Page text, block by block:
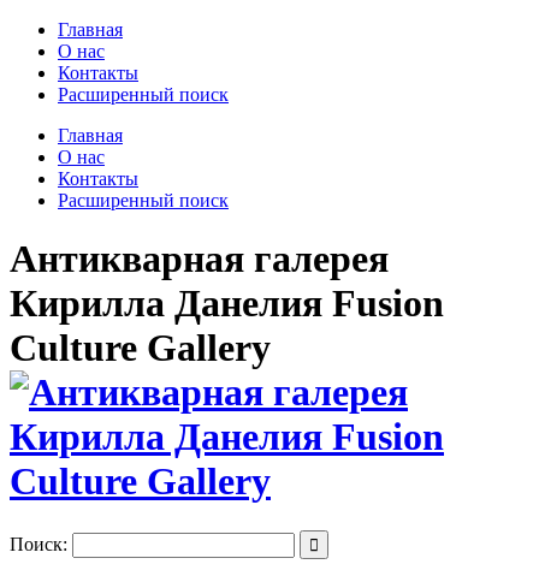
Главная
О нас
Контакты
Расширенный поиск
Главная
О нас
Контакты
Расширенный поиск
Антикварная галерея
Кирилла Данелия Fusion
Culture Gallery
Поиск: 